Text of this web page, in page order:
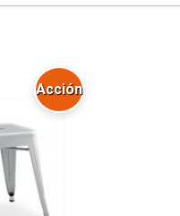
Acción